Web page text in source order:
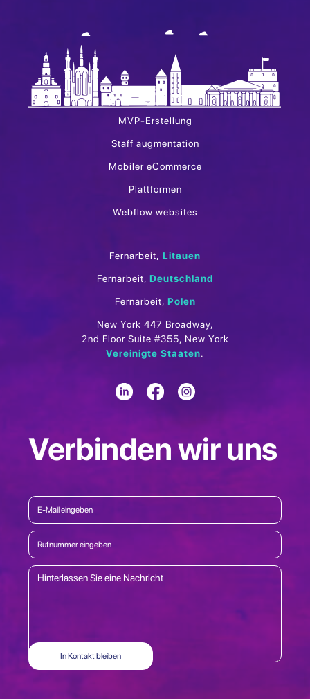
MVP-Erstellung
Staff augmentation
Mobiler eCommerce
Plattformen
Webflow websites
Fernarbeit, Litauen
Fernarbeit, Deutschland
Fernarbeit, Polen
New York 447 Broadway,
2nd Floor Suite #355, New York
Vereinigte Staaten.
Verbinden wir uns